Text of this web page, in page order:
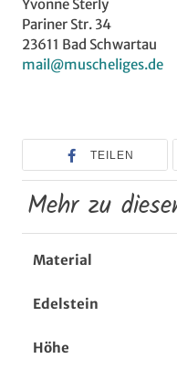
Yvonne Sterly
Pariner Str. 34
23611 Bad Schwartau
mail@muscheliges.de
TEILEN
Mehr zu
Material
Edelstein
Höhe